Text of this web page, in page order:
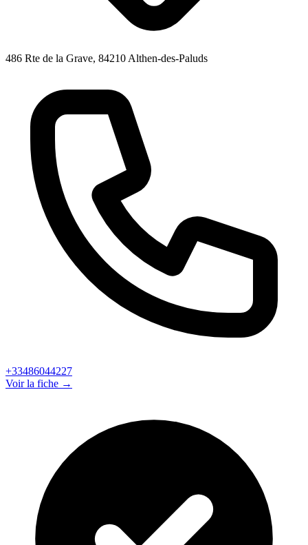
486 Rte de la Grave, 84210 Althen-des-Paluds
+33486044227
Voir la fiche →